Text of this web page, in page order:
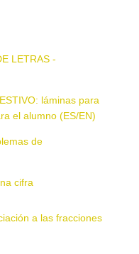
LETRAS -
láminas para
el alumno (ES/EN)
de
cifra
a las fracciones